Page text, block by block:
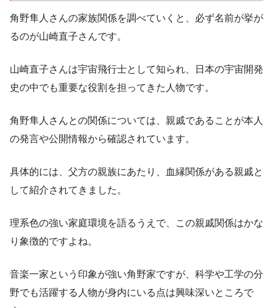
角野隼人さんの家族関係を調べていくと、必ず名前が挙が
るのが山崎直子さんです。
山崎直子さんは宇宙飛行士として知られ、日本の宇宙開発
史の中でも重要な役割を担ってきた人物です。
角野隼人さんとの関係については、親戚であることが本人
の発言や公開情報から確認されています。
具体的には、父方の親族にあたり、血縁関係がある親戚と
して紹介されてきました。
理系色の強い家庭環境を語るうえで、この親戚関係はかな
り象徴的ですよね。
音楽一家という印象が強い角野家ですが、科学や工学の分
野でも活躍する人物が身内にいる点は興味深いところで